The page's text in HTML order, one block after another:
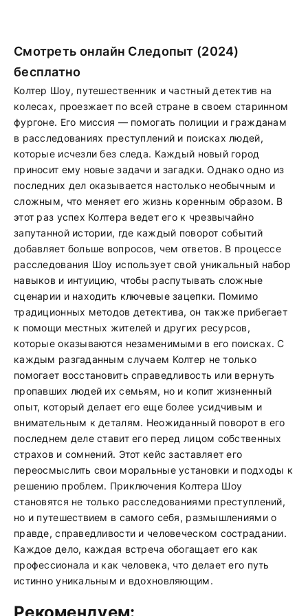
Смотреть онлайн Следопыт (2024)
бесплатно
Колтер Шоу, путешественник и частный детектив на
колесах, проезжает по всей стране в своем старинном
фургоне. Его миссия — помогать полиции и гражданам
в расследованиях преступлений и поисках людей,
которые исчезли без следа. Каждый новый город
приносит ему новые задачи и загадки. Однако одно из
последних дел оказывается настолько необычным и
сложным, что меняет его жизнь коренным образом. В
этот раз успех Колтера ведет его к чрезвычайно
запутанной истории, где каждый поворот событий
добавляет больше вопросов, чем ответов. В процессе
расследования Шоу использует свой уникальный набор
навыков и интуицию, чтобы распутывать сложные
сценарии и находить ключевые зацепки. Помимо
традиционных методов детектива, он также прибегает
к помощи местных жителей и других ресурсов,
которые оказываются незаменимыми в его поисках. С
каждым разгаданным случаем Колтер не только
помогает восстановить справедливость или вернуть
пропавших людей их семьям, но и копит жизненный
опыт, который делает его еще более усидчивым и
внимательным к деталям. Неожиданный поворот в его
последнем деле ставит его перед лицом собственных
страхов и сомнений. Этот кейс заставляет его
переосмыслить свои моральные установки и подходы к
решению проблем. Приключения Колтера Шоу
становятся не только расследованиями преступлений,
но и путешествием в самого себя, размышлениями о
правде, справедливости и человеческом сострадании.
Каждое дело, каждая встреча обогащает его как
профессионала и как человека, что делает его путь
истинно уникальным и вдохновляющим.